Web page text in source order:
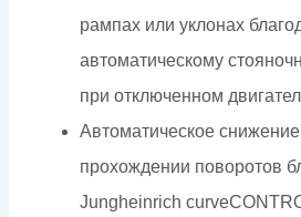
рампах или уклонах
автоматическому
при отключенном
Автоматическое снижение
прохождении поворотов
Jungheinrich